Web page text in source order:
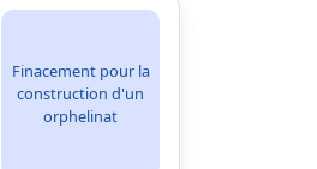
Finacement pour la
construction d'un
orphelinat